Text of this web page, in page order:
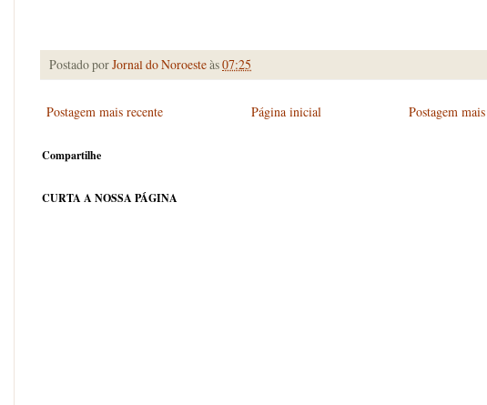
Postado porJornal do Noroesteàs07:25
Postagem mais recente Postagem
Página inicial
Compartilhe
CURTA A NOSSA PÁGINA